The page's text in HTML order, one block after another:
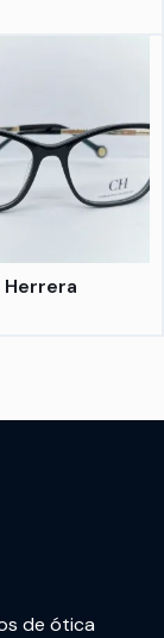
Herrera
de ótica